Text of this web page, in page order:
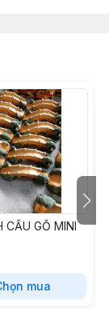
CẦU GỖ MINI
mua